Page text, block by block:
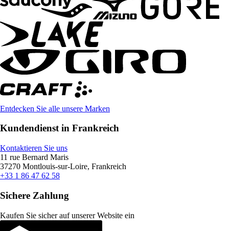
Entdecken Sie alle unsere Marken
Kundendienst in Frankreich
Kontaktieren Sie uns
11 rue Bernard Maris
37270 Montlouis-sur-Loire, Frankreich
+33 1 86 47 62 58
Sichere Zahlung
Kaufen Sie sicher auf unserer Website ein